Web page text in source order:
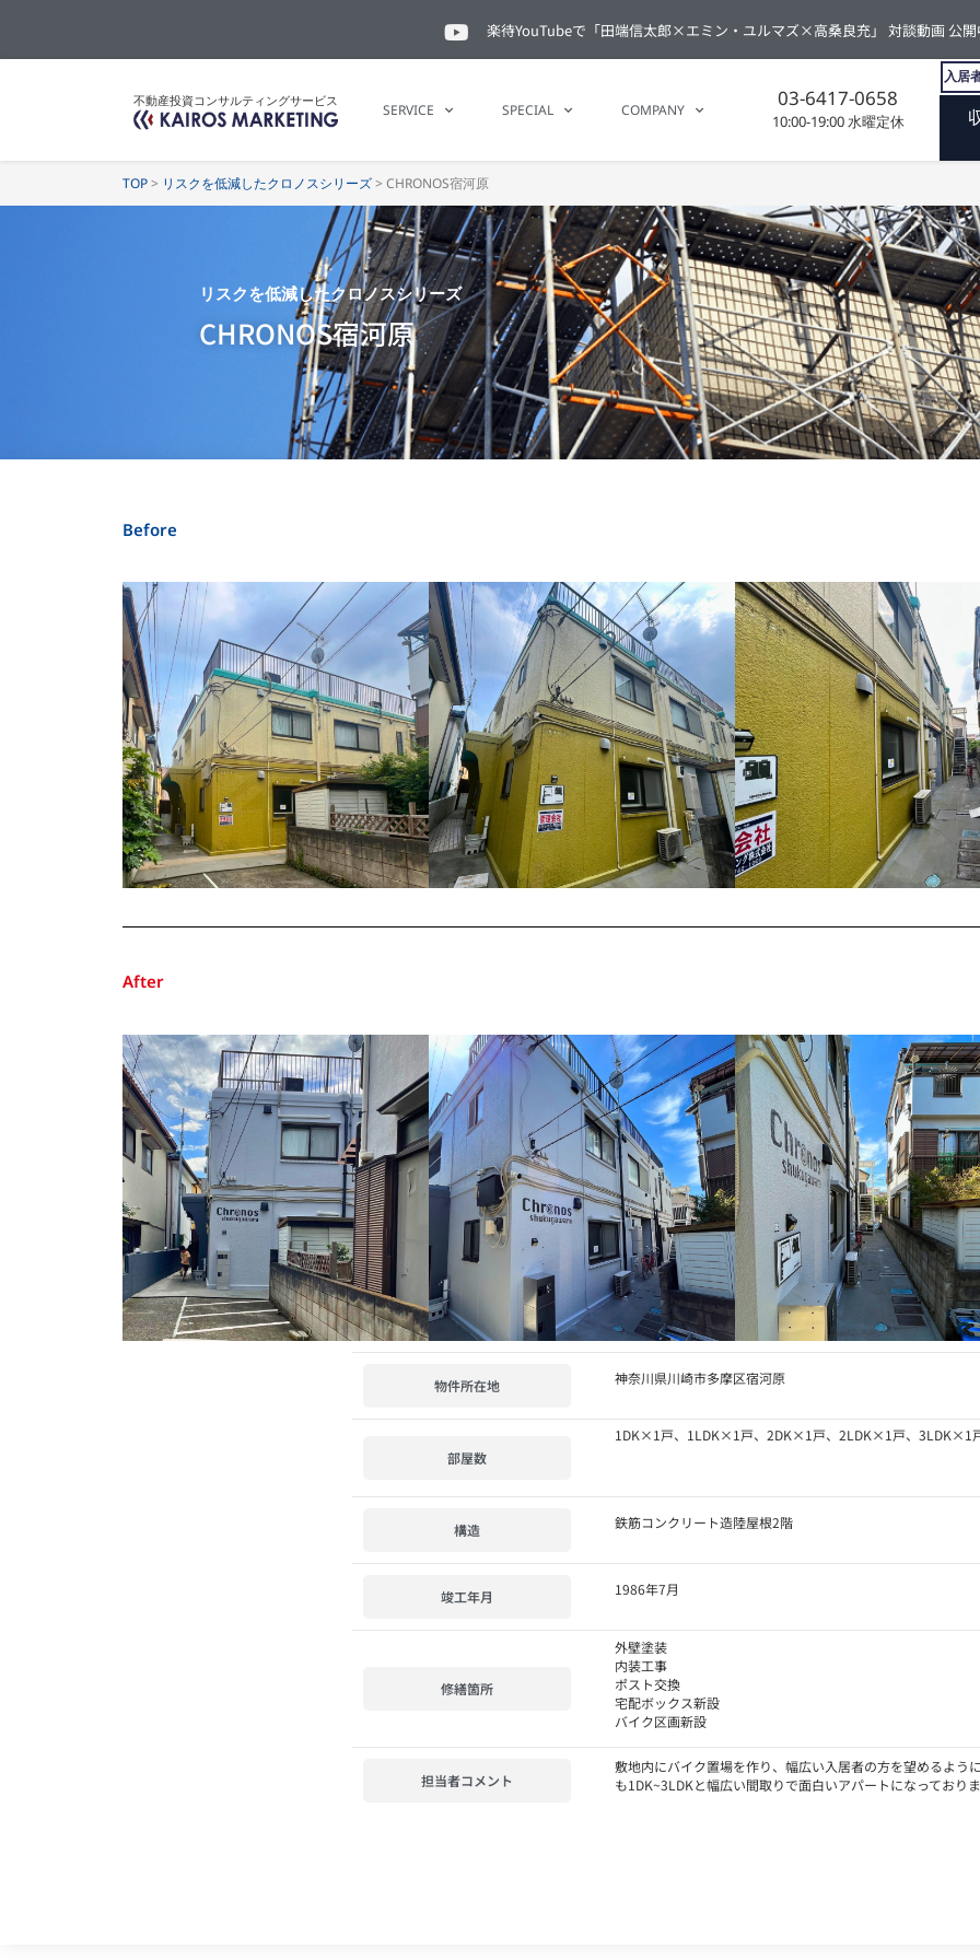
楽待YouTubeで「田端信太郎×エミン・ユルマズ×高桑良充」 対談動画 公開
不動産投資コンサルティングサービス
SERVICE SPECIAL COMPANY 03-6417-0658
10:00-19:00 水曜定休
入居
TOP> リスクを低減したクロノスシリーズ> CHRONOS宿河原
リスクを低減したクロノスシリーズ
CHRONOS宿河原
Before
After
物件所在地 神奈川県川崎市多摩区宿河原
部屋数
1DK×1戸、1LDK×1戸、2DK×1戸、2LDK×1戸、3LDK×1
構造 鉄筋コンクリート造陸屋根2階
竣工年月 1986年7月
修繕箇所
外壁塗装
内装工事
ポスト交換
宅配ボックス新設
バイク区画新設
担当者コメント
敷地内にバイク置場を作り、幅広い入居者の方を望めるよう
も1DK~3LDKと幅広い間取りで面白いアパートになっており